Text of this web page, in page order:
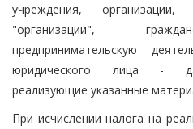
учреждения,
"организации",
предпринимательскую
юридического лица -
реализующие указанные
При исчислении налога на